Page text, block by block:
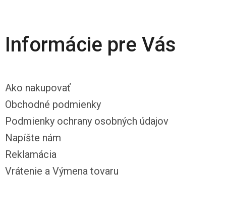
Informácie pre Vás
Ako nakupovať
Obchodné podmienky
Podmienky ochrany osobných údajov
Napíšte nám
Reklamácia
Vrátenie a Výmena tovaru